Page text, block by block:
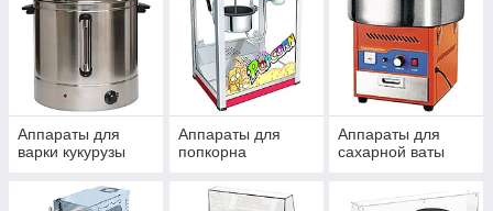
Аппараты для
варки кукурузы
Аппараты для
попкорна
Аппараты для
сахарной ваты